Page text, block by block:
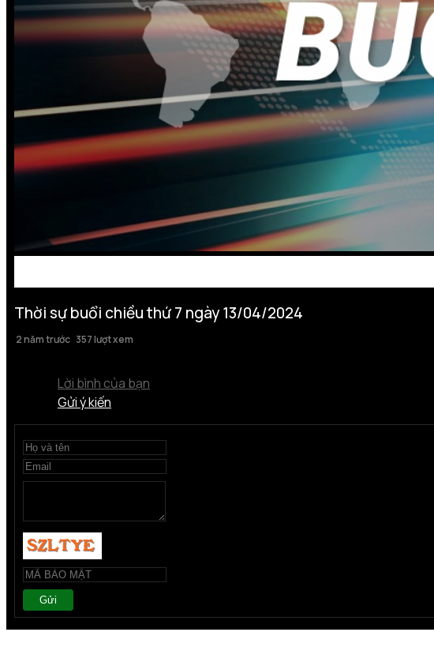
Thời sự buổi chiều thứ 7 ngày 13/04/2024
2 năm trước 357 lượt xem
Lời bình của bạn
Gửi ý kiến
Gửi